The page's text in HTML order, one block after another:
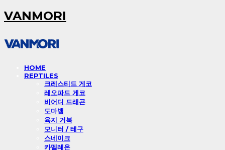
VANMORI
HOME
REPTILES
크레스티드 게코
레오파드 게코
비어디 드래곤
도마뱀
육지 거북
모니터 / 테구
스네이크
카멜레온